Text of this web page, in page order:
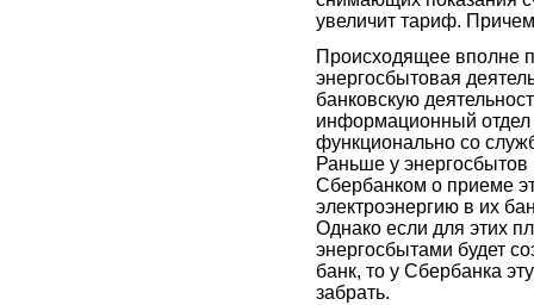
увеличит тариф.
Происходящее вполне
энергосбытовая
банковскую
информационный
функционально со
Раньше у
Сбербанком о приеме
электроэнергию в их
Однако если для этих
энергосбытами будет
банк, то у Сбербанка
забрать.